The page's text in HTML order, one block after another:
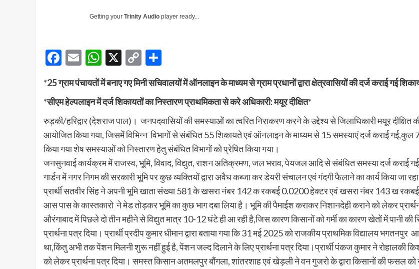
Getting your Trinity Audio player ready...
Facebook
EmailWhatsApp
X
Copy
Link
*25 ग्राम पंचायतों में बनाए गए मिनी सचिवालयों में ऑनलाइन के माध्यम से ग्राम प्रधानों द्वारा क्षेत्रवासियों की दर्ज कराई गई
*सीएम हेल्पलाइन में दर्ज शिकायतों का निस्तारण प्राथमिकता से करे अधिकारी: मयूर दीक्षित*
रुड़की/हरिद्वार (देशराज पाल)। जनपदवासियों की समस्याओं का त्वरित निराकरण करने के उद्देश्य से जिलाधिकारी मयूर दीक्षित
आयोजित किया गया, जिसमें विभिन्न विभागों से संबंधित 55 शिकायते एवं ऑनलाइन के माध्यम से 15 समस्याएं दर्ज कराई
किया गया शेष समस्याओं को निस्तारण हेतु संबंधित विभागों को प्रेषित किया गया।
जनसुनवाई कार्यक्रम में राजस्व, भूमि, विवाद, विद्युत, राशन अतिक्रमण, जल भराव, पेयजल आदि से संबंधित समस्या दर्ज कराई
गार्डन में नगर निगम की सरकारी भूमि पर कुछ व्यक्तियों द्वारा अवैध कब्जा कर डेयरी संचालन एवं गंदगी फैलाने का कार्य किया जा
प्रार्थी सतवीर सिंह ने अपनी भूमि खाता संख्या 581 के खसरा नंबर 142 क रकबई 0.0200 हेक्टर एवं खसरा नंबर 143 ख रकबई
आस पास के कास्तकारो ने मेड तोड़कर भूमि का कुछ भाग दबा लिया है। भूमि की पैमाईश कराकर निशानदेही कराने को लेकर
औरंगाबाद में पिछले दो तीन महीने से विद्युत मात्र 10-12 घंटे ही आ रही है,जिस कारण किसानों को गर्मी का कारण खेतों में पानी
प्रार्थना पत्र दिया। प्रार्थी प्रदीप कुमार धीमान द्वारा बताया गया कि 31 मई 2025 को राजकीय प्राथमिक विद्यालय
था,किंतु अभी तक पेंशन मिलनी शुरू नहीं हुई है, पेंशन जल्द दिलाने के लिए प्रार्थना पत्र दिया।प्रार्थी पंकज कुमार ने रोहालकी
को लेकर प्रार्थना पत्र दिया। समस्त किसान अतमलपुर बौंगला, शांतरशाह एवं खेड़ली ने वन गुजरो के द्वारा किसानों की फसल